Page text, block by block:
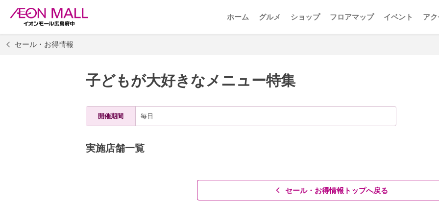
ホーム グルメ ショップ フロアマップ イベント ア
セール・お得情報
子どもが大好きなメニュー特集
開催期間 毎日
実施店舗一覧
セール・お得情報トップへ戻る